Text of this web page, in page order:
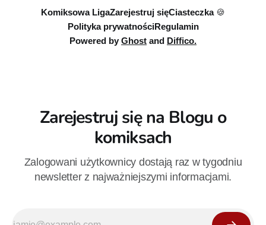
Komiksowa LigaZarejestruj sięCiasteczka 🍪
Polityka prywatnościRegulamin
Powered by Ghost and Diffico.
Zarejestruj się na Blogu o
komiksach
Zalogowani użytkownicy dostają raz w tygodniu
newsletter z najważniejszymi informacjami.